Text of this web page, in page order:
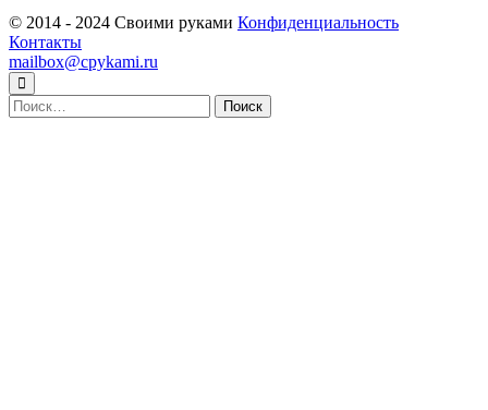
© 2014 - 2024 Своими руками Конфиденциальность
Контакты
mailbox@cpykami.ru
Найти: